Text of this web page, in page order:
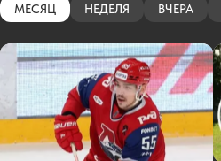
МЕСЯЦ НЕДЕЛЯ ВЧЕРА